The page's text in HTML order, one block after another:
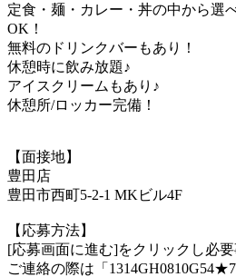
定食・麺・カレー・丼の中から選
OK！
無料のドリンクバーもあり！
休憩時に飲み放題♪
アイスクリームもあり♪
休憩所/ロッカー完備！
【面接地】
豊田店
豊田市西町5-2-1 MKビル4F
【応募方法】
[応募画面に進む]をクリックし必要
ご連絡の際は「